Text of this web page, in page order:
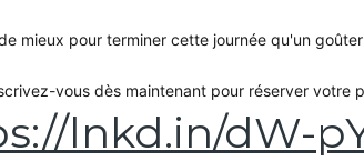
mieux pour terminer cette journée qu'un
vous dès maintenant pour réserver votre
lnkd.in/dW-